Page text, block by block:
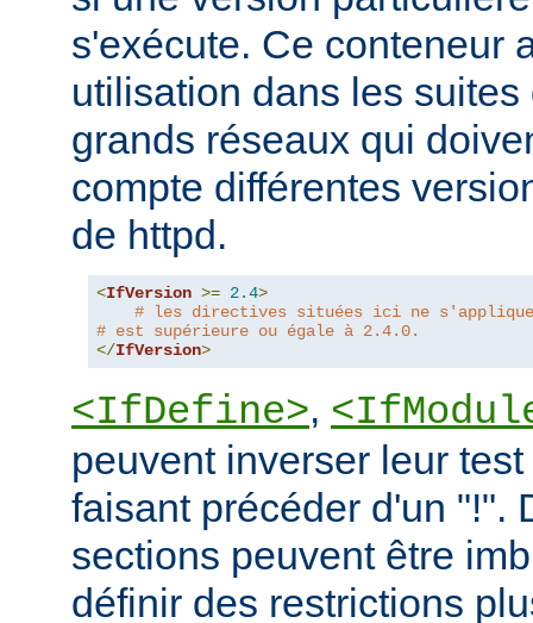
s'exécute. Ce conteneur
utilisation dans les
grands réseaux qui
compte différentes
de httpd.
<IfVersion >= 2.4>
# les directives situées ici ne
# est supérieure ou égale à 2.4.0.
</IfVersion>
<IfDefine>,
peuvent inverser leur
faisant précéder d'un "!".
sections peuvent être
définir des restrictions